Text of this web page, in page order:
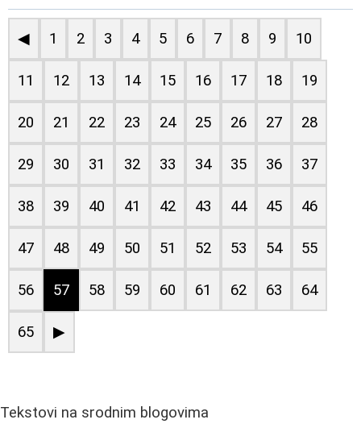
◀ 1 2 3 4 5 6 7 8 9 10
11 12 13 14 15 16 17 18 19
20 21 22 23 24 25 26 27 28
29 30 31 32 33 34 35 36 37
38 39 40 41 42 43 44 45 46
47 48 49 50 51 52 53 54 55
56 57 58 59 60 61 62 63 64
65 ▶
Tekstovi na srodnim blogovima